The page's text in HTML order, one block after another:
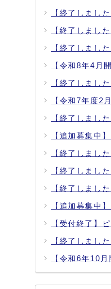
【終了しまし
【終了しまし
【終了しまし
【令和8年4月
【終了しまし
【令和7年度2
【終了しまし
【追加募集中
【終了しまし
【終了しまし
【終了しまし
【追加募集中
【受付終了】
【終了しまし
【令和6年10